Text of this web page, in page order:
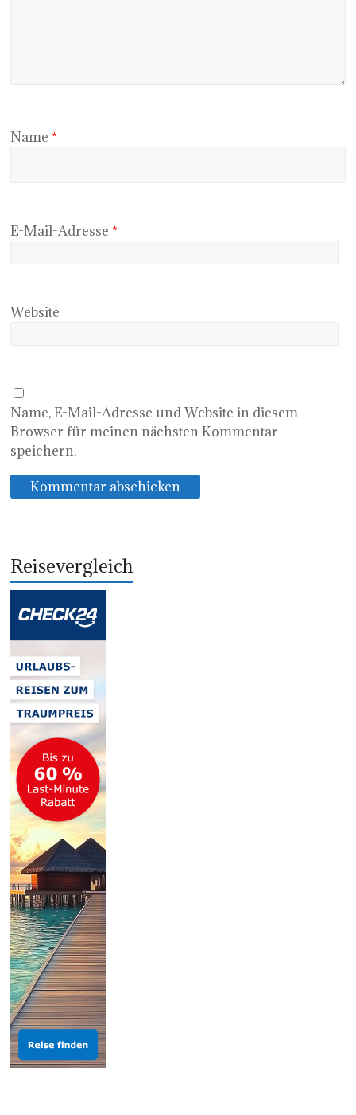
Name *
E-Mail-Adresse *
Website
Name, E-Mail-Adresse und Website in diesem
Browser für meinen nächsten Kommentar
speichern.
Reisevergleich